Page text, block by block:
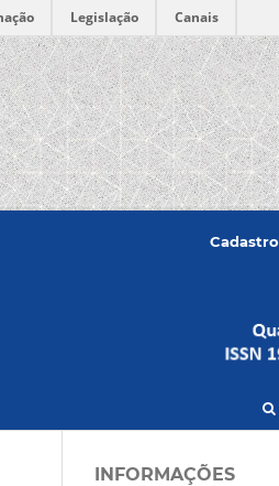
Legislação Canais
Cadastro
INFORMAÇÕES